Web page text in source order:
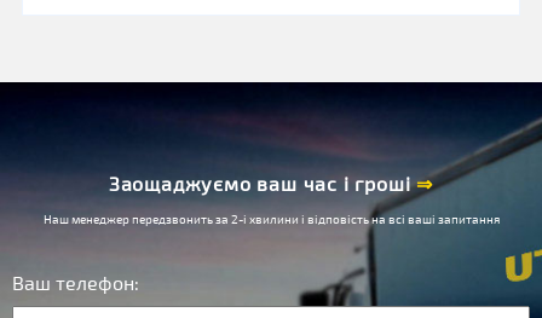
Заощаджуємо ваш час і гроші⇒
Наш менеджер передзвонить за 2-і хвилини і відповість на всі ваші запитання
Ваш телефон: